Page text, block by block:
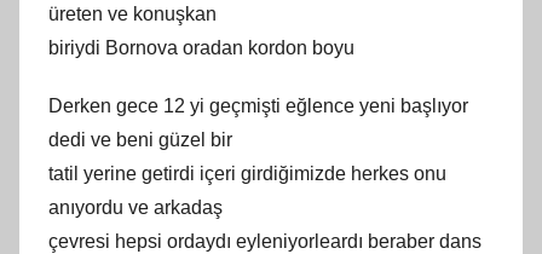
üreten ve konuşkan
biriydi Bornova oradan kordon boyu
Derken gece 12 yi geçmişti eğlence yeni başlıyor
dedi ve beni güzel bir
tatil yerine getirdi içeri girdiğimizde herkes onu
anıyordu ve arkadaş
çevresi hepsi ordaydı eyleniyorleardı beraber dans